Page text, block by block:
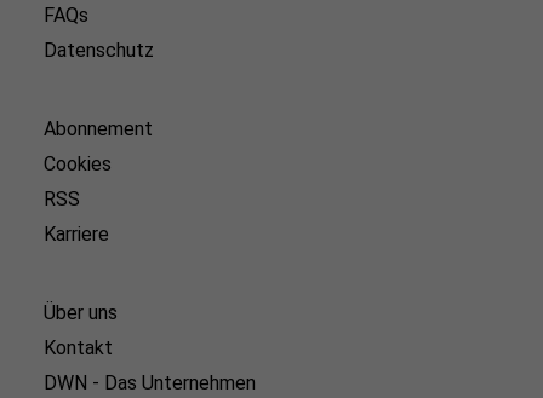
FAQs
Datenschutz
Abonnement
Cookies
RSS
Karriere
Über uns
Kontakt
DWN - Das Unternehmen